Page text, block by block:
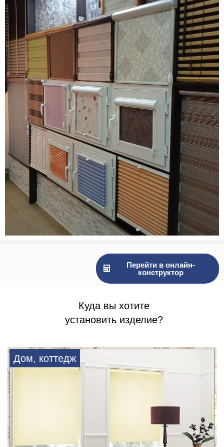
Перейти в онлайн-
конструктор
Куда вы хотите
установить изделие?
Дом, коттедж